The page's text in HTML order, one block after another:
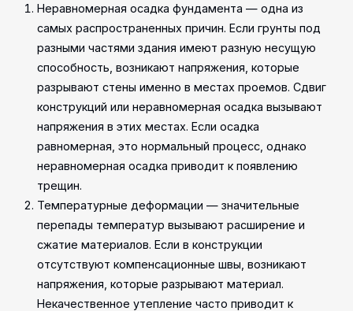
Неравномерная осадка фундамента — одна из
самых распространенных причин. Если грунты под
разными частями здания имеют разную несущую
способность, возникают напряжения, которые
разрывают стены именно в местах проемов. Сдвиг
конструкций или неравномерная осадка вызывают
напряжения в этих местах. Если осадка
равномерная, это нормальный процесс, однако
неравномерная осадка приводит к появлению
трещин.
Температурные деформации — значительные
перепады температур вызывают расширение и
сжатие материалов. Если в конструкции
отсутствуют компенсационные швы, возникают
напряжения, которые разрывают материал.
Некачественное утепление часто приводит к